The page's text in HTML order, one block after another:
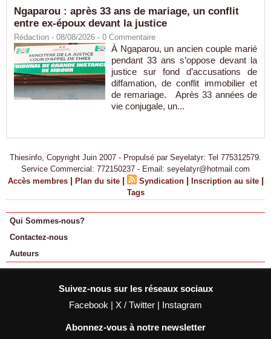
Ngaparou : après 33 ans de mariage, un conflit
entre ex-époux devant la justice
Rédaction - 08/08/2026 - 0 Commentaire
À Ngaparou, un ancien couple marié
pendant 33 ans s’oppose devant la
justice sur fond d’accusations de
diffamation, de conflit immobilier et
de remariage. Après 33 années de
vie conjugale, un...
Thiesinfo, Copyright Juin 2007 - Propulsé par Seyelatyr: Tel 775312579.
Service Commercial: 772150237 - Email: seyelatyr@hotmail.com
Accès membres | Plan du site | Syndication | Inscription au site |
Tags
Qui Sommes-nous?
Contactez-nous
Auteurs
Suivez-nous sur les réseaux sociaux
Facebook | X / Twitter | Instagram
Abonnez-vous à notre newsletter